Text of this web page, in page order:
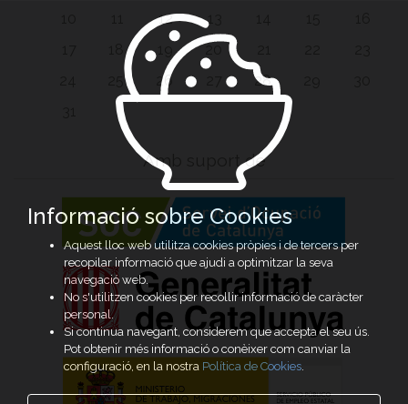
12 13
20
26 28
Amb suport de
Informació sobre Cookies
Aquest lloc web utilitza cookies pròpies i de tercers per
recopilar informació que ajudi a optimitzar la seva
navegació web.
No s'utilitzen cookies per recollir informació de caràcter
personal.
Si continua navegant, considerem que accepta el seu ús.
Pot obtenir més informació o conèixer com canviar la
configuració, en la nostra Política de Cookies.